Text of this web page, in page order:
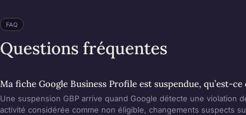
FAQ
Questions fréquentes
Ma fiche Google Business Profile est suspendue, qu’est-ce
Une suspension GBP arrive quand Google détecte une violation
activité considérée comme non éligible, changements suspects